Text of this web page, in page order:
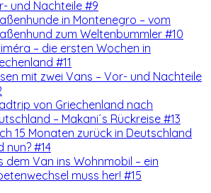
und Nachteile #9
in Montenegro – vom
zum Weltenbummler #10
– die ersten Wochen in
#11
mit zwei Vans – Vor- und Nachteile
von Griechenland nach
– Makani´s Rückreise #13
15 Monaten zurück in Deutschland
nun? #14
dem Van ins Wohnmobil – ein
muss her! #15